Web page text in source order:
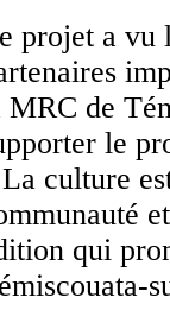
projet a vu
MRC de
le
culture
qui